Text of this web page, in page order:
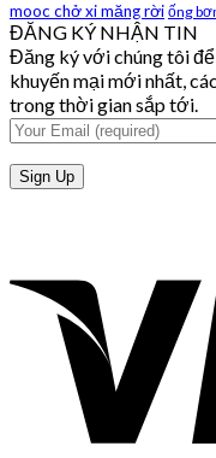
mooc chở xi măng rời ống
ĐĂNG KÝ NHẬN TIN
Đăng ký với chúng tôi
khuyến mại mới nhất,
trong thời gian sắp tới.